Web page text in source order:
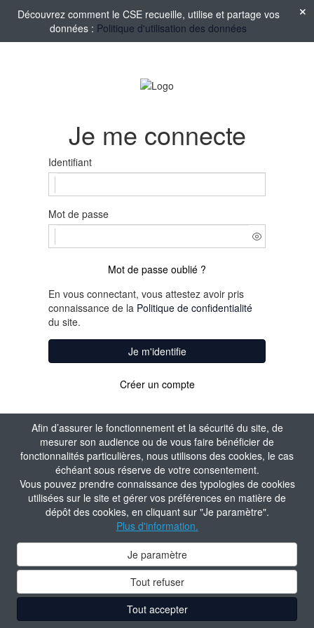
Afin d’assurer le fonctionnement et la sécurité du site, de
mesurer son audience ou de vous faire bénéficier de
fonctionnalités particulières, nous utilisons des cookies, le cas
échéant sous réserve de votre consentement.
Vous pouvez prendre connaissance des typologies de cookies
utilisées sur le site et gérer vos préférences en matière de
dépôt des cookies, en cliquant sur "Je paramètre".
Plus d'information.
Je paramètre
Tout refuser
Tout accepter
Découvrez comment le CSE recueille, utilise et partage vos
données : Politique d'utilisation des données
Je me connecte
Identifiant
Mot de passe
Mot de passe oublié ?
En vous connectant, vous attestez avoir pris
connaissance de la Politique de confidentialité
du site.
Je m'identifie
Créer un compte